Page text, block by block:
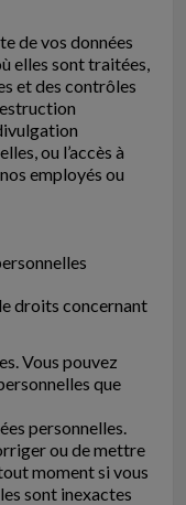
de vos données
elles sont traitées,
et des contrôles
ou l’accès à
employés ou
droits concernant
Vous pouvez
que
personnelles.
ou de mettre
moment si vous
sont inexactes